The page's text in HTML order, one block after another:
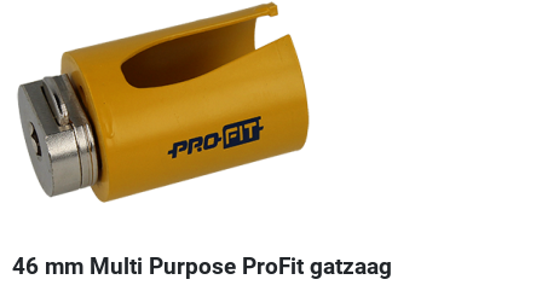
46 mm Multi Purpose ProFit gatzaag